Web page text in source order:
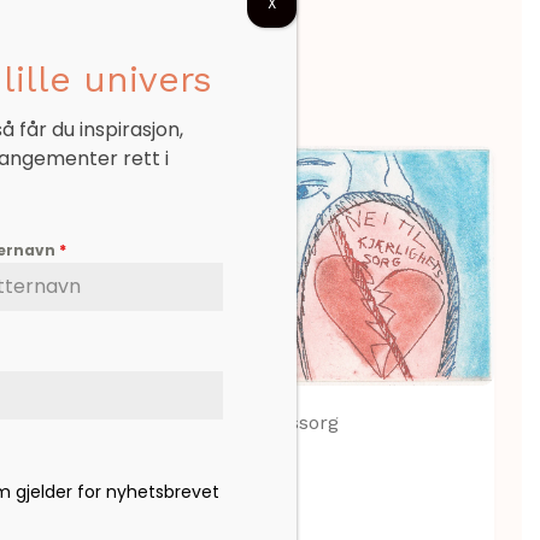
Nei til kjærlighetssorg
kr1.500,00
univers
får du inspirasjon,
rett i
*
gjelder for nyhetsbrevet